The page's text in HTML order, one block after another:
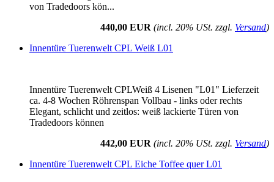
von Tradedoors kön...
440,00 EUR (incl. 20% USt. zzgl. Versand)
Innentüre Tuerenwelt CPL Weiß L01
Innentüre Tuerenwelt CPLWeiß 4 Lisenen "L01" Lieferzeit
ca. 4-8 Wochen Röhrenspan Vollbau - links oder rechts
Elegant, schlicht und zeitlos: weiß lackierte Türen von
Tradedoors können
442,00 EUR (incl. 20% USt. zzgl. Versand)
Innentüre Tuerenwelt CPL Eiche Toffee quer L01